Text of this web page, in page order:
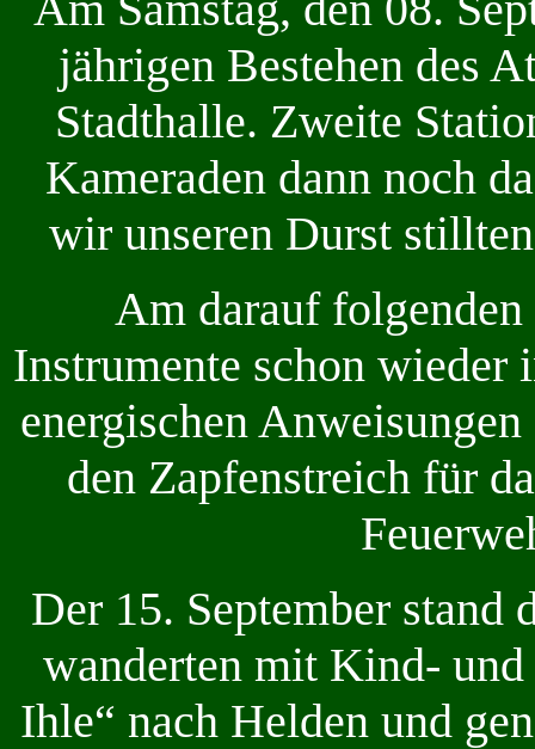
jährigen Bestehen des
Stadthalle. Zweite
Kameraden dann noch
wir unseren Durst
Am darauf
Instrumente schon wieder
energischen
den Zapfenstreich für
Der 15. September
wanderten mit Kind-
Ihle“ nach Helden und